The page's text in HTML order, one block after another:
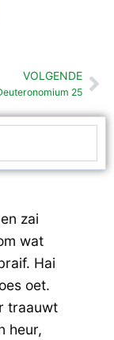
VOLGENDE
25
zai
wat
Hai
oet.
traauwt
heur,